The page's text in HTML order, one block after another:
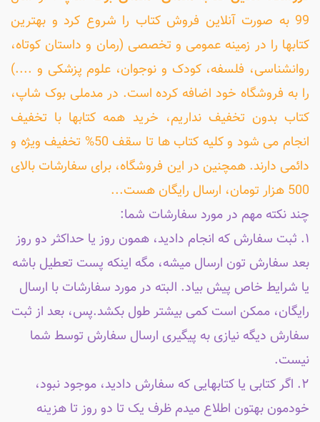
99 به صورت آنلاین فروش کتاب را شروع کرد و بهترین
کتابها را در زمینه عمومی و تخصصی (رمان و داستان کوتاه،
روانشناسی، فلسفه، کودک و نوجوان، علوم پزشکی و ....)
را به فروشگاه خود اضافه کرده است. در مدملی بوک شاپ،
کتاب بدون تخفیف نداریم، خرید همه کتابها با تخفیف
انجام می شود و کلیه کتاب ها تا سقف 50% تخفیف ویژه و
دائمی دارند. همچنین در این فروشگاه، برای سفارشات بالای
500 هزار تومان، ارسال رایگان هست...
چند نکته مهم در مورد سفارشات شما:
۱. ثبت سفارش که انجام دادید، همون روز یا حداکثر دو روز
بعد سفارش تون ارسال میشه، مگه اینکه پست تعطیل باشه
یا شرایط خاص پیش بیاد. البته در مورد سفارشات با ارسال
رایگان، ممکن است کمی بیشتر طول بکشد.پس، بعد از ثبت
سفارش دیگه نیازی به پیگیری ارسال سفارش توسط شما
نیست.
۲. اگر کتابی یا کتابهایی که سفارش دادید، موجود نبود،
خودمون بهتون اطلاع میدم ظرف یک تا دو روز تا هزینه